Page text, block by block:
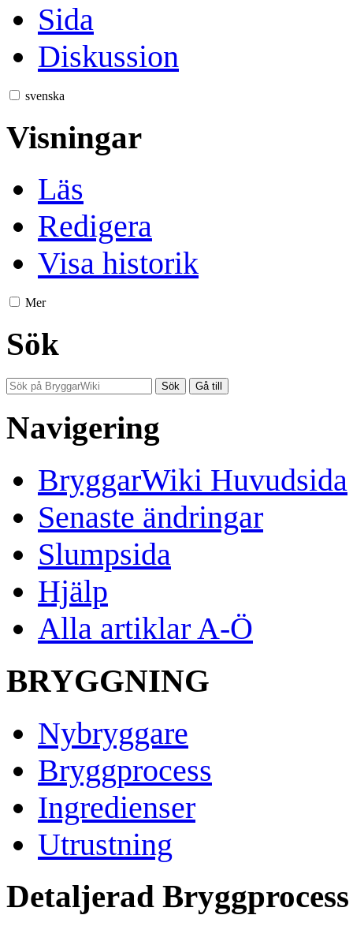
Sida
Diskussion
svenska
Visningar
Läs
Redigera
Visa historik
Mer
Sök
Navigering
BryggarWiki Huvudsida
Senaste ändringar
Slumpsida
Hjälp
Alla artiklar A-Ö
BRYGGNING
Nybryggare
Bryggprocess
Ingredienser
Utrustning
Detaljerad Bryggprocess